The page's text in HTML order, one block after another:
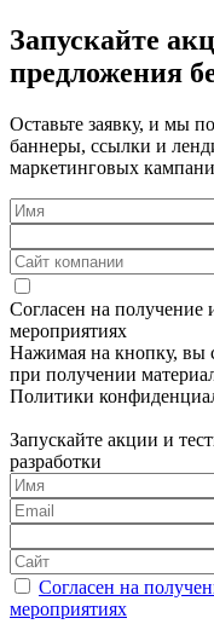
Запускайте
предложения
Оставьте заявку, и мы
баннеры, ссылки и
маркетинговых
Согласен на
мероприятиях
Нажимая на кнопку, вы
при получении
Политики
Запускайте акции и
разработки
Согласен на
мероприятиях